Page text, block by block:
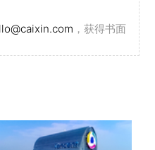
，获得书面